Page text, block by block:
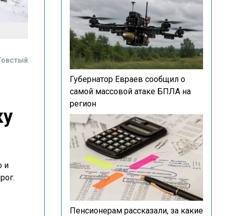
и
Губернатор Евраев сообщил о
самой массовой атаке БПЛА на
регион
Пенсионерам рассказали, за какие